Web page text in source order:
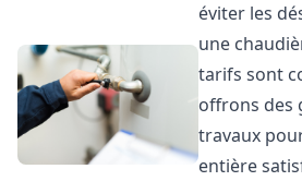
éviter les
une
tarifs sont
offrons des
travaux
entière